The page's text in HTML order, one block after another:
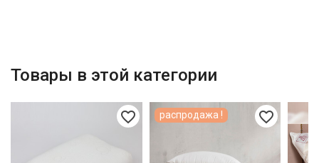
Товары в этой категории
favorite_border favorite_border
распродажа !